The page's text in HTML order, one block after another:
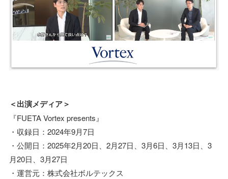
＜出演メディア＞
『FUETA Vortex presents』
・収録日：2024年9月7日
・公開日：2025年2月20日、2月27日、3月6日、3月13日、3
月20日、3月27日
・運営元：株式会社ボルテックス